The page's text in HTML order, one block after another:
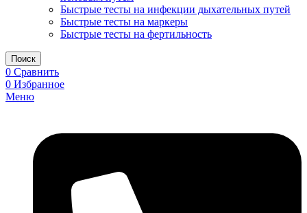
Быстрые тесты на инфекции дыхательных путей
Быстрые тесты на маркеры
Быстрые тесты на фертильность
Поиск
0 Сравнить
0 Избранное
Меню